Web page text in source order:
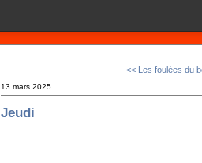
<< Les foulées du
13 mars 2025
Jeudi